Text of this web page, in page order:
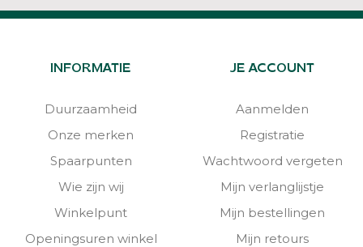
INFORMATIE
Duurzaamheid
Onze merken
Spaarpunten
Wie zijn wij
Winkelpunt
Openingsuren winkel
JE ACCOUNT
Aanmelden
Registratie
Wachtwoord vergeten
Mijn verlanglijstje
Mijn bestellingen
Mijn retours